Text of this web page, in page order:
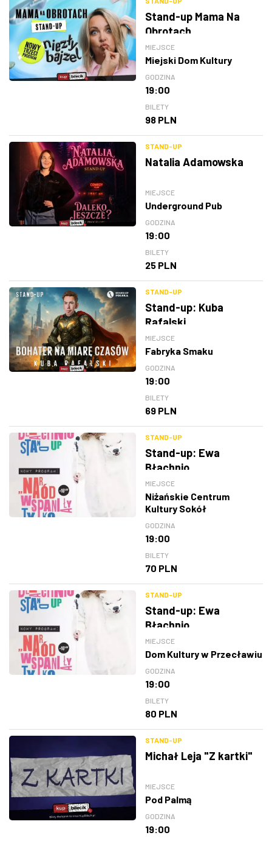
Stand-up Mama Na
Obrotach
MIEJSCE
Miejski Dom Kultury
GODZINA
19:00
BILETY
98 PLN
STAND-UP
Natalia Adamowska
MIEJSCE
Underground Pub
GODZINA
19:00
BILETY
25 PLN
STAND-UP
Stand-up: Kuba
Rafalski
MIEJSCE
Fabryka Smaku
GODZINA
19:00
BILETY
69 PLN
STAND-UP
Stand-up: Ewa
Błachnio
MIEJSCE
Niżańskie Centrum
Kultury Sokół
GODZINA
19:00
BILETY
70 PLN
STAND-UP
Stand-up: Ewa
Błachnio
MIEJSCE
Dom Kultury w Przecławiu
GODZINA
19:00
BILETY
80 PLN
STAND-UP
Michał Leja "Z kartki"
MIEJSCE
Pod Palmą
GODZINA
19:00